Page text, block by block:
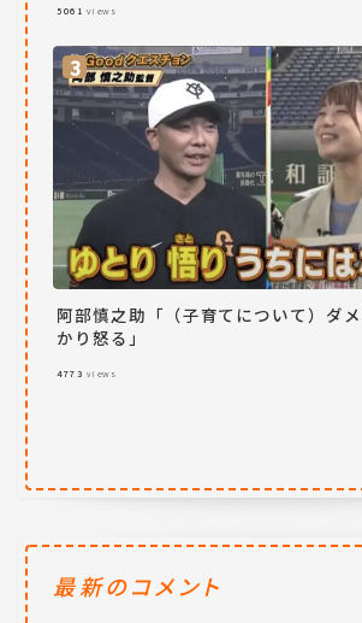
5061 views
阿部慎之助「（子育てについて）ダ
かり怒る」
4773 views
最新のコメント